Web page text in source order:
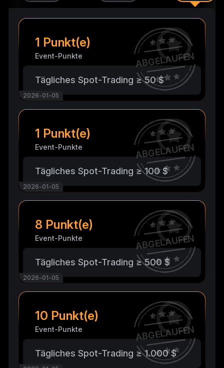
1 Punkt(e)
Event-Punkte
Tägliches Spot-Trading ≥ 50 $
ABGELAUFEN
2026-01-05
1 Punkt(e)
Event-Punkte
Tägliches Spot-Trading ≥ 100 $
ABGELAUFEN
2026-01-05
8 Punkt(e)
Event-Punkte
Tägliches Spot-Trading ≥ 500 $
ABGELAUFEN
2026-01-05
10 Punkt(e)
Event-Punkte
Tägliches Spot-Trading ≥ 1.000 $
ABGELAUFEN